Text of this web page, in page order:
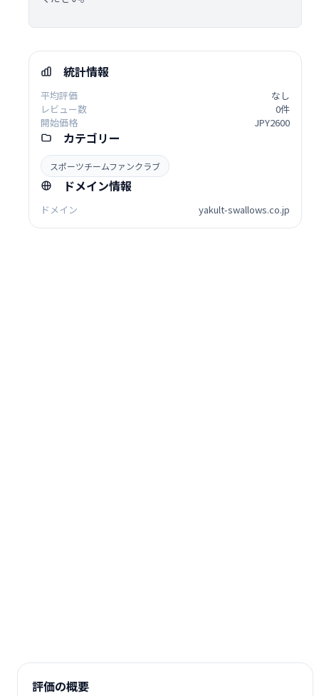
統計情報
平均評価
なし
レビュー数
0件
開始価格
JPY2600
カテゴリー
スポーツチームファンクラブ
ドメイン情報
ドメイン yakult-swallows.co.jp
評価の概要